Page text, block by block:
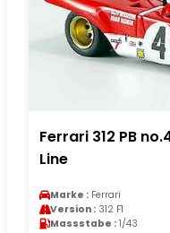
Ferrari 312 PB
Line
Marke : Ferrari
Version : 312 F1
Massstabe : 1/43